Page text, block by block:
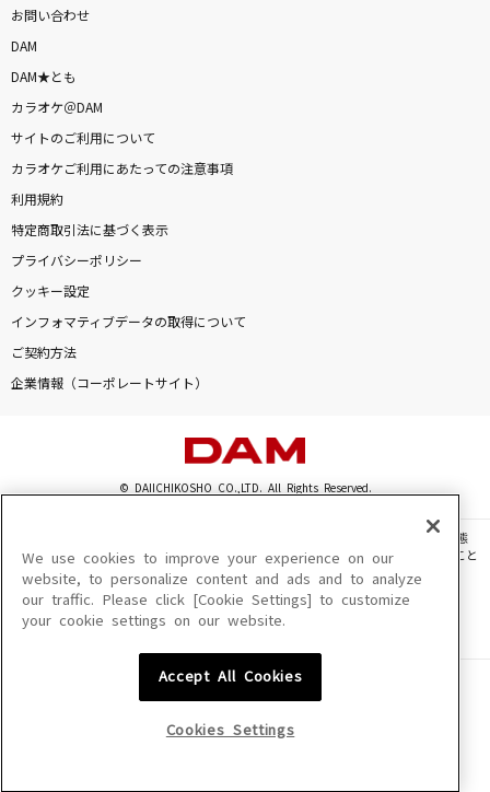
Alan Walker, Au/Ra & Tomine Harket
motto☆派手にね!
瞳をとじて
平井堅
不可幸力
Vaundy
ビターバカンス
ノンファンタジー
LIP×LIP(勇次郎・愛蔵/CV:内山昂輝・島崎信長)
カラオケ最新情報をチェック！
お問い合わせ
DAM
DAM★とも
カラオケ＠DAM
サイトのご利用について
カラオケご利用にあたっての注意事項
利用規約
特定商取引法に基づく表示
プライバシーポリシー
クッキー設定
インフォマティブデータの取得について
ご契約方法
企業情報（コーポレートサイト）
© DAIICHIKOSHO CO.,LTD. All Rights Reserved.
このサイトに掲載されている一切の文章・画像・写真・動画・音声等を、手段や形態
を問わず、著作権法の定める範囲を超えて無断で複製、転載、ファイル化などすること
を禁じます。
楽曲及びコンテンツは、機種によりご利用いただけない場合があります。
楽曲及びコンテンツの配信日、配信内容が変更になる場合があります。
We use cookies to improve your experience on our
website, to personalize content and ads and to analyze
our traffic. Please click [Cookie Settings] to customize
your cookie settings on our website.
Accept All Cookies
Cookies Settings